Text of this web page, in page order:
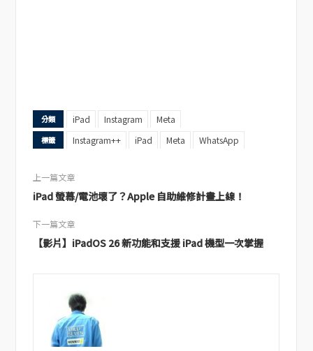
分類 iPad Instagram Meta
標籤 Instagram++ iPad Meta WhatsApp
上一篇文章
iPad 螢幕/電池壞了？Apple 自助維修計畫上線！
下一篇文章
【影片】iPadOS 26 新功能和支援 iPad 機型一次掌握